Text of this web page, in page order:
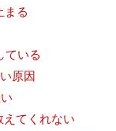
まる
ている
原因
てくれない